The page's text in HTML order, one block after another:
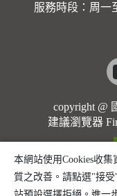
服務時段：周一
copyright @
建議瀏覽器
本網站使用Cookies收
質之改善。請點選"接
站預設選擇拒絕。進一